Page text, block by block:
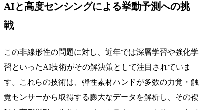
AIと高度センシングによる挙動予測への挑
戦
この非線形性の問題に対し、近年では深層学習や強化学
習といったAI技術がその解決策として注目されていま
す。これらの技術は、弾性素材ハンドが多数の力覚・触
覚センサーから取得する膨大なデータを解析し、その複